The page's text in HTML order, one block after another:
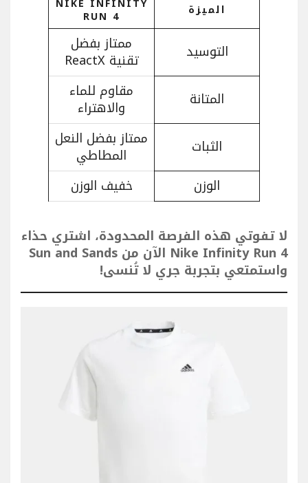
الميزة RUN 4
التوسيد ممتاز بفضل
تقنية ReactX
المتانة
مقاوم للماء
والاهتراء
الثبات
ممتاز بفضل النعل
المطاطي
الوزن
خفيف الوزن
لا تفوتي هذه الفرصة المحدودة، اشتري حذاء
Nike Infinity Run 4 الآن من Sun and Sands
واستمتعي بتجربة جري لا تُنسى!